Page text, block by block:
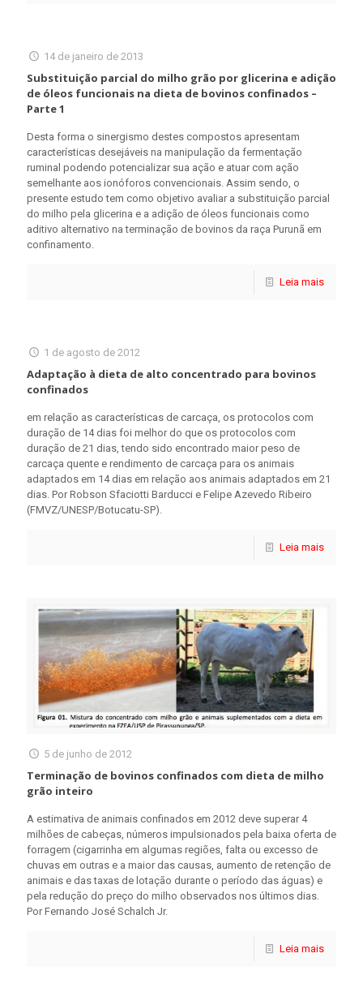
14 de janeiro de 2013
Substituição parcial do milho grão por glicerina e adição
de óleos funcionais na dieta de bovinos confinados –
Parte 1
Desta forma o sinergismo destes compostos apresentam
características desejáveis na manipulação da fermentação
ruminal podendo potencializar sua ação e atuar com ação
semelhante aos ionóforos convencionais. Assim sendo, o
presente estudo tem como objetivo avaliar a substituição parcial
do milho pela glicerina e a adição de óleos funcionais como
aditivo alternativo na terminação de bovinos da raça Purunã em
confinamento.
Leia mais
1 de agosto de 2012
Adaptação à dieta de alto concentrado para bovinos
confinados
em relação as características de carcaça, os protocolos com
duração de 14 dias foi melhor do que os protocolos com
duração de 21 dias, tendo sido encontrado maior peso de
carcaça quente e rendimento de carcaça para os animais
adaptados em 14 dias em relação aos animais adaptados em 21
dias. Por Robson Sfaciotti Barducci e Felipe Azevedo Ribeiro
(FMVZ/UNESP/Botucatu-SP).
Leia mais
5 de junho de 2012
Terminação de bovinos confinados com dieta de milho
grão inteiro
A estimativa de animais confinados em 2012 deve superar 4
milhões de cabeças, números impulsionados pela baixa oferta de
forragem (cigarrinha em algumas regiões, falta ou excesso de
chuvas em outras e a maior das causas, aumento de retenção de
animais e das taxas de lotação durante o período das águas) e
pela redução do preço do milho observados nos últimos dias.
Por Fernando José Schalch Jr.
Leia mais